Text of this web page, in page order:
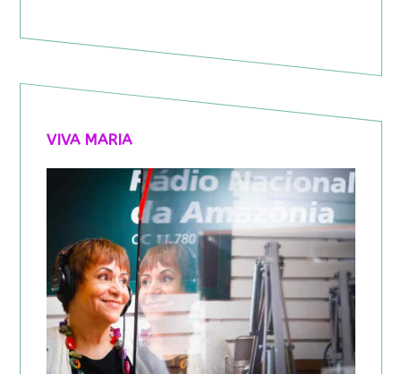
VIVA MARIA